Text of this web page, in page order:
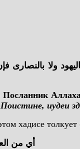
بالنصارى فإن
иудеи
хадисе
(ليس منا)